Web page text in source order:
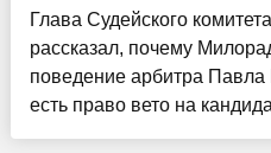
Глава Судейского
рассказал, почему
поведение арбитра Павла
есть право вето на